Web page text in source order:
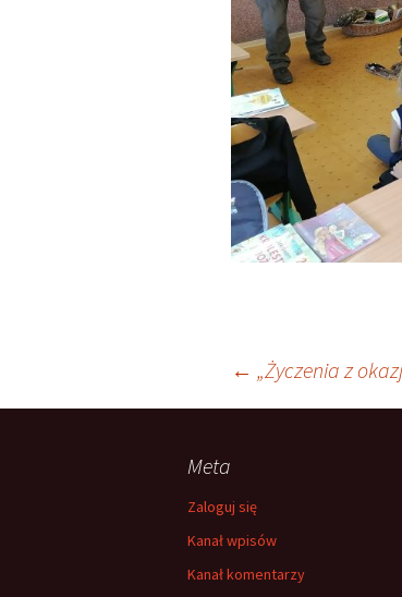
Nawigacja
← „Życzenia z
Meta
Zaloguj się
Kanał wpisów
Kanał komentarzy